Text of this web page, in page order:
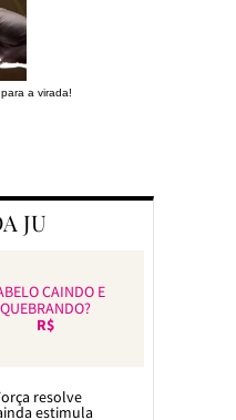
a virada!
JU
CAINDO E
QUEBRANDO?
R$
resolve
estimula